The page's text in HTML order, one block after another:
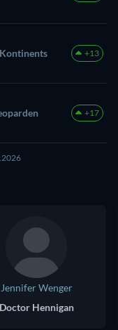
+13
+17
Jennifer Wenger
Doctor Hennigan